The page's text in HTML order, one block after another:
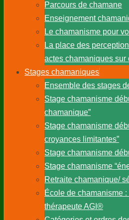
Parcours de chamane
Enseignement
Le chamanisme pour
La place des
actes chamaniques sur
Stages chamaniques
Ensemble des stages
Stage chamanisme
chamanique”
Stage chamanisme
croyances limitantes”
Stage chamanisme
Stage chamanisme
Retraite chamanique/
École de chamanisme
thérapeute AGI®